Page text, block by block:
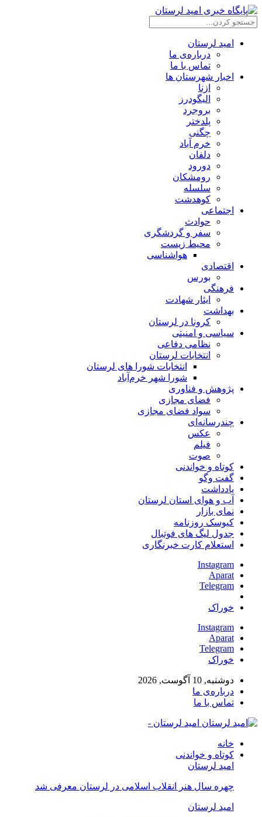
امید لرستان
درباره‌ی ما
تماس با ما
اخبار شهرستان ها
ازنا
الیگودرز
بروجرد
پلدختر
چگنی
خرم آباد
دلفان
دورود
رومشکان
سلسله
کوهدشت
اجتماعی
حوادث
سفر و گردشگری
محیط زیست
هواشناسی
اقتصادی
بورس
فرهنگی
ایثار شهادت
بهداشت
کرونا در لرستان
سیاسی و امنیتی
نظامی دفاعی
انتخابات لرستان
انتخابات شورا های لرستان
شورا شهر خرم‌آباد
پژوهش و فناوری
فضای مجازی
سواد فضای مجازی
چندرسانه‌ای
عكس
فیلم
صوت
کوتاه و خواندنی
گفت وگو
یادداشت
آب و هوای استان لرستان
نمای بازار
کیوسک روزنامه
جدول لیگ های فوتبال
استعلام کارت خبرنگاری
Instagram
Aparat
Telegram
خوراک
Instagram
Aparat
Telegram
خوراک
دوشنبه, 10 آگوست, 2026
درباره‌ی ما
تماس با ما
امید لرستان -
خانه
کوتاه و خواندنی
امید لرستان
چهره سال هنر انقلاب اسلامی در لرستان معرفی شد
امید لرستان